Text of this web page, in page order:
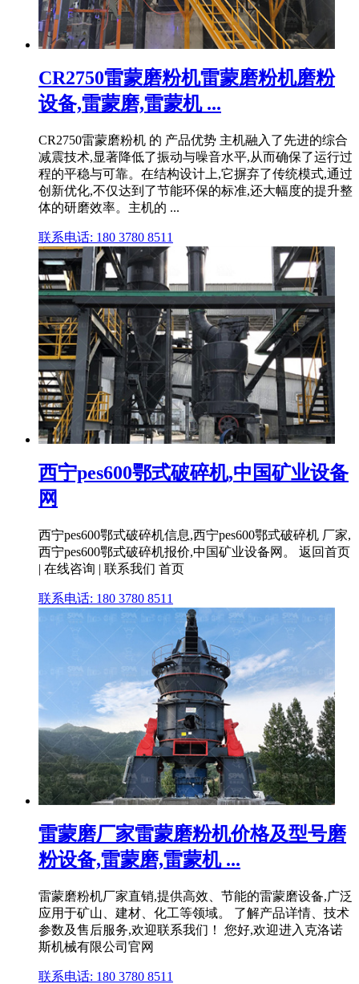
CR2750雷蒙磨粉机雷蒙磨粉机磨粉
设备,雷蒙磨,雷蒙机 ...
CR2750雷蒙磨粉机 的 产品优势 主机融入了先进的综合
减震技术,显著降低了振动与噪音水平,从而确保了运行过
程的平稳与可靠。在结构设计上,它摒弃了传统模式,通过
创新优化,不仅达到了节能环保的标准,还大幅度的提升整
体的研磨效率。主机的 ...
联系电话: 180 3780 8511
西宁pes600鄂式破碎机,中国矿业设备
网
西宁pes600鄂式破碎机信息,西宁pes600鄂式破碎机 厂家,
西宁pes600鄂式破碎机报价,中国矿业设备网。 返回首页
| 在线咨询 | 联系我们 首页
联系电话: 180 3780 8511
雷蒙磨厂家雷蒙磨粉机价格及型号磨
粉设备,雷蒙磨,雷蒙机 ...
雷蒙磨粉机厂家直销,提供高效、节能的雷蒙磨设备,广泛
应用于矿山、建材、化工等领域。 了解产品详情、技术
参数及售后服务,欢迎联系我们！ 您好,欢迎进入克洛诺
斯机械有限公司官网
联系电话: 180 3780 8511